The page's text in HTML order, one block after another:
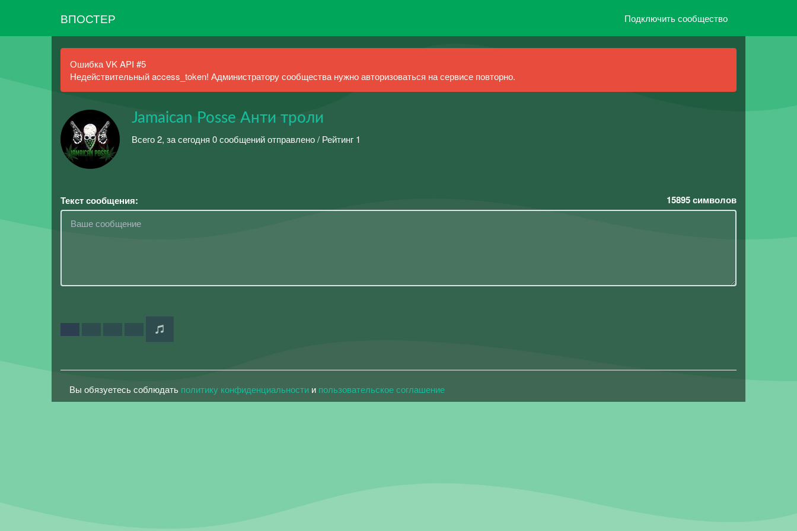
ВПОСТЕР Подключить сообщество
Ошибка VK API #5
Недействительный access_token! Администратору сообщества нужно авторизоваться на сервисе повторно.
Jamaican Posse Анти троли
Всего 2, за сегодня 0 сообщений отправлено / Рейтинг 1
Текст сообщения: 15895символов
Вы обязуетесь соблюдать политику конфиденциальности и пользовательское соглашение